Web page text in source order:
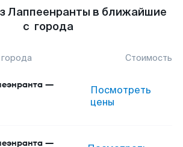
Лаппеенранты в ближайшие
с города
Стоимость
—
Посмотреть
цены
—